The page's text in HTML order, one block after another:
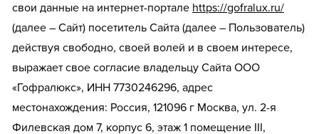
свои данные на интернет-портале https://gofralux.ru/
(далее – Сайт) посетитель Сайта (далее – Пользователь)
действуя свободно, своей волей и в своем интересе,
выражает свое согласие владельцу Сайта ООО
«Гофралюкс», ИНН 7730246296, адрес
местонахождения: Россия, 121096 г Москва, ул. 2-я
Филевская дом 7, корпус 6, этаж 1 помещение III,